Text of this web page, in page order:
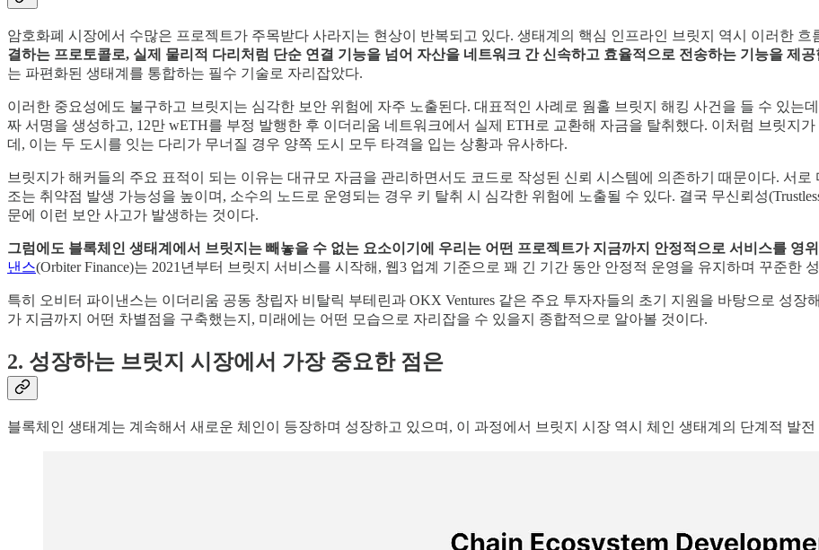
암호화폐 시장에서 수많은 프로젝트가 주목받다 사라지는 현상이 반복되고 있다. 생태계의 핵심 인프라인 브릿지 역시 이러한 흐
결하는 프로토콜로, 실제 물리적 다리처럼 단순 연결 기능을 넘어 자산을 네트워크 간 신속하고 효율적으로 전송하는 기능을 제공
는 파편화된 생태계를 통합하는 필수 기술로 자리잡았다.
이러한 중요성에도 불구하고 브릿지는 심각한 보안 위험에 자주 노출된다. 대표적인 사례로 웜홀 브릿지 해킹 사건을 들 수 있는
짜 서명을 생성하고, 12만 wETH를 부정 발행한 후 이더리움 네트워크에서 실제 ETH로 교환해 자금을 탈취했다. 이처럼 브릿지
데, 이는 두 도시를 잇는 다리가 무너질 경우 양쪽 도시 모두 타격을 입는 상황과 유사하다.
브릿지가 해커들의 주요 표적이 되는 이유는 대규모 자금을 관리하면서도 코드로 작성된 신뢰 시스템에 의존하기 때문이다. 서
조는 취약점 발생 가능성을 높이며, 소수의 노드로 운영되는 경우 키 탈취 시 심각한 위험에 노출될 수 있다. 결국 무신뢰성
문에 이런 보안 사고가 발생하는 것이다.
그럼에도 블록체인 생태계에서 브릿지는 빼놓을 수 없는 요소이기에 우리는 어떤 프로젝트가 지금까지 안정적으로 서비스를 영
낸스(Orbiter Finance)는 2021년부터 브릿지 서비스를 시작해, 웹3 업계 기준으로 꽤 긴 기간 동안 안정적 운영을 유지하며 꾸준한
특히 오비터 파이낸스는 이더리움 공동 창립자 비탈릭 부테린과 OKX Ventures 같은 주요 투자자들의 초기 지원을 바탕으로 성
가 지금까지 어떤 차별점을 구축했는지, 미래에는 어떤 모습으로 자리잡을 수 있을지 종합적으로 알아볼 것이다.
2. 성장하는 브릿지 시장에서 가장 중요한 점은
블록체인 생태계는 계속해서 새로운 체인이 등장하며 성장하고 있으며, 이 과정에서 브릿지 시장 역시 체인 생태계의 단계적 발